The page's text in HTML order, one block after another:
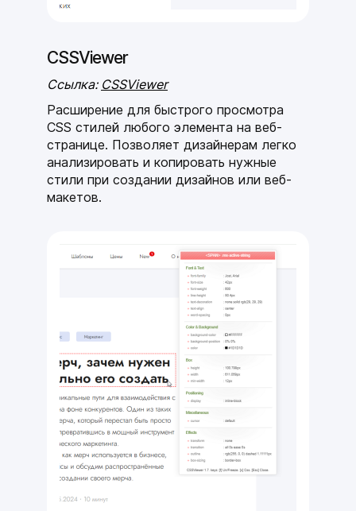
CSSViewer
Ссылка: CSSViewer
Расширение для быстрого просмотра
CSS стилей любого элемента на веб-
странице. Позволяет дизайнерам легко
анализировать и копировать нужные
стили при создании дизайнов или веб-
макетов.